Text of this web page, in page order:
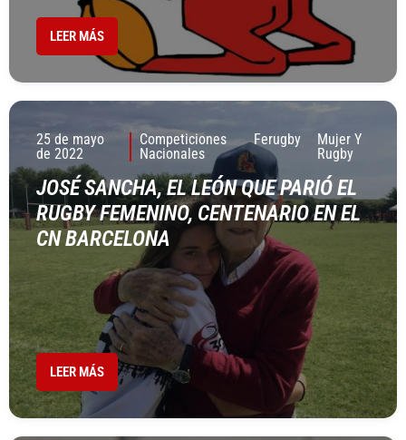
LEER MÁS
25 de mayo
de 2022
Competiciones
Nacionales
Ferugby
Mujer Y
Rugby
JOSÉ SANCHA, EL LEÓN QUE PARIÓ EL
RUGBY FEMENINO, CENTENARIO EN EL
CN BARCELONA
LEER MÁS